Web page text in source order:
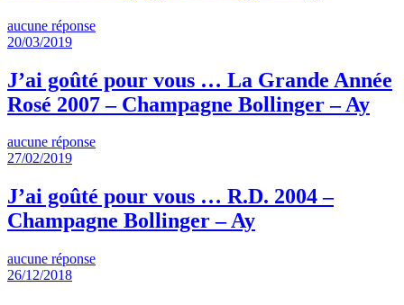
aucune réponse
20/03/2019
J’ai goûté pour vous … La Grande Année
Rosé 2007 – Champagne Bollinger – Ay
aucune réponse
27/02/2019
J’ai goûté pour vous … R.D. 2004 –
Champagne Bollinger – Ay
aucune réponse
26/12/2018